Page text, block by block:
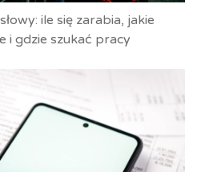
ile się zarabia, jakie
i gdzie szukać pracy